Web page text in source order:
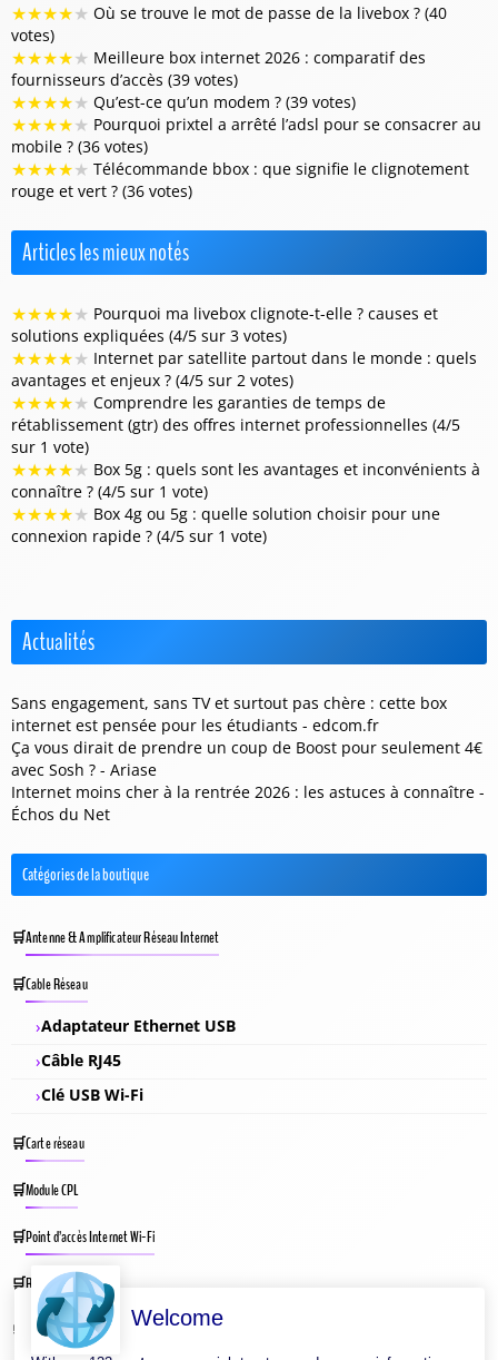
★★★★★ Où se trouve le mot de passe de la livebox ? (40
votes)
★★★★★ Meilleure box internet 2026 : comparatif des
fournisseurs d’accès (39 votes)
★★★★★ Qu’est-ce qu’un modem ? (39 votes)
★★★★★ Pourquoi prixtel a arrêté l’adsl pour se consacrer au
mobile ? (36 votes)
★★★★★ Télécommande bbox : que signifie le clignotement
rouge et vert ? (36 votes)
Articles les mieux notés
★★★★★ Pourquoi ma livebox clignote-t-elle ? causes et
solutions expliquées (4/5 sur 3 votes)
★★★★★ Internet par satellite partout dans le monde : quels
avantages et enjeux ? (4/5 sur 2 votes)
★★★★★ Comprendre les garanties de temps de
rétablissement (gtr) des offres internet professionnelles (4/5
sur 1 vote)
★★★★★ Box 5g : quels sont les avantages et inconvénients à
connaître ? (4/5 sur 1 vote)
★★★★★ Box 4g ou 5g : quelle solution choisir pour une
connexion rapide ? (4/5 sur 1 vote)
Actualités
Sans engagement, sans TV et surtout pas chère : cette box
internet est pensée pour les étudiants - edcom.fr
Ça vous dirait de prendre un coup de Boost pour seulement 4€
avec Sosh ? - Ariase
Internet moins cher à la rentrée 2026 : les astuces à connaître -
Échos du Net
Catégories de la boutique
Antenne & Amplificateur Réseau Internet
Cable Réseau
Adaptateur Ethernet USB
Câble RJ45
Clé USB Wi-Fi
Carte réseau
Module CPL
Point d’accès Internet Wi-Fi
Répéteur Wifi
Routeur Internet
Welcome